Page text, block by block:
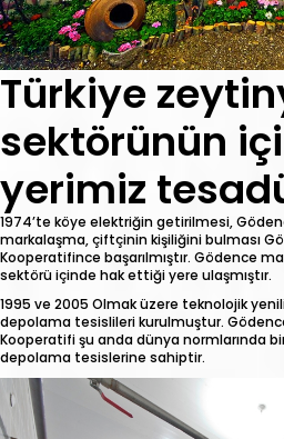
Türkiye
sektörünün
yerimiz
1974’te köye elektriğin getirilmesi,
markalaşma, çiftçinin kişiliğini bulması
Kooperatifince başarılmıştır. Gödence
sektörü içinde hak ettiği yere ulaşmıştır.
1995 ve 2005 Olmak üzere teknolojik
depolama tesislileri kurulmuştur.
Kooperatifi şu anda dünya normlarında
depolama tesislerine sahiptir.